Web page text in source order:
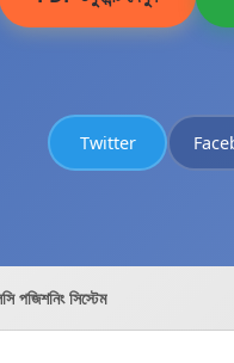
Twitter
পজিশনিং সিস্টেম